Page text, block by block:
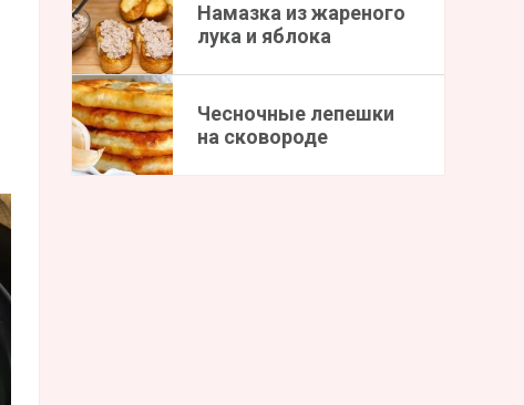
Намазка из жареного
лука и яблока
Чесночные лепешки
на сковороде